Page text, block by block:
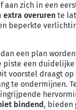
aan zich in een
extra overuren te
beperkte
een plan
piste een duidelijke
voorstel draagt
te ondermijnen.
bindend, bieden